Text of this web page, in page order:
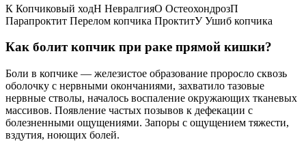
К Копчиковый ходН НевралгияО ОстеохондрозП
Парапроктит Перелом копчика ПроктитУ Ушиб копчика
Как болит копчик при раке прямой кишки?
Боли в копчике — железистое образование проросло сквозь
оболочку с нервными окончаниями, захватило тазовые
нервные стволы, началось воспаление окружающих тканевых
массивов. Появление частых позывов к дефекации с
болезненными ощущениями. Запоры с ощущением тяжести,
вздутия, ноющих болей.